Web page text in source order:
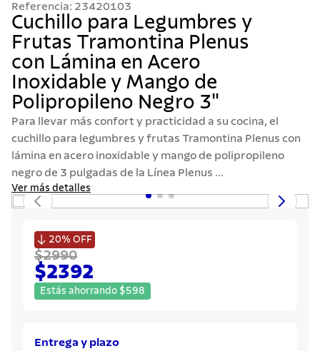
Referencia: 23420103
Cuchillo para Legumbres y
Frutas Tramontina Plenus
con Lámina en Acero
Inoxidable y Mango de
Polipropileno Negro 3"
Para llevar más confort y practicidad a su cocina, el
cuchillo para legumbres y frutas Tramontina Plenus con
lámina en acero inoxidable y mango de polipropileno
negro de 3 pulgadas de la Línea Plenus ...
Ver más detalles
 20% OFF
$2990
$2392
Estás ahorrando $598
Entrega y plazo